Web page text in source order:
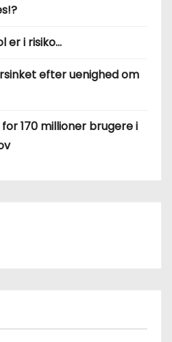
er i risiko…
efter uenighed om
170 millioner brugere i